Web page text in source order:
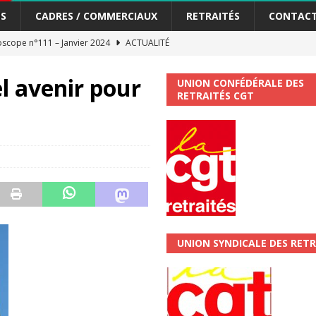
CADRES / COMMERCIAUX RETRAITÉS
n°111 – Janvier 2024
ACTUALITÉ
et…. des augmentations pour les salariéS !!!
de développement de la Direction Commerciale DDCE/Télévente :
Sociales et Culturelles : Un droit, pas un cadeau !
n°126
avenir pour
UNION CONFÉDÉRALE DES
RETRAITÉS CGT
UNION SYNDICALE DES